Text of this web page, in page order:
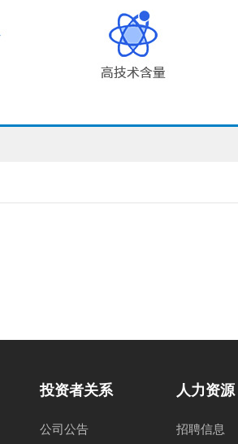
投资者关系
公司公告
人力资源
招聘信息